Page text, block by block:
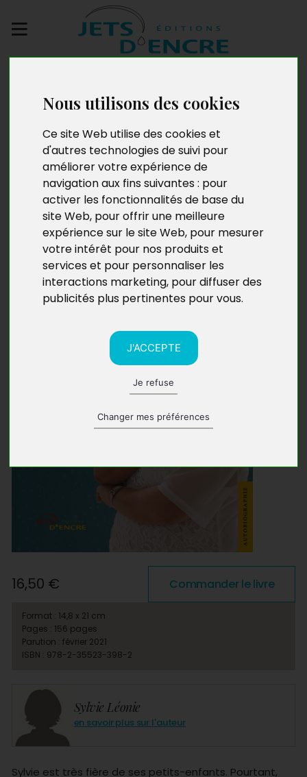
Nous utilisons des cookies
Ce site Web utilise des cookies et
d'autres technologies de suivi pour
améliorer votre expérience de
navigation aux fins suivantes : pour
activer les fonctionnalités de base du
site Web, pour offrir une meilleure
expérience sur le site Web, pour mesurer
votre intérêt pour nos produits et
services et pour personnaliser les
interactions marketing, pour diffuser des
publicités plus pertinentes pour vous.
J'ACCEPTE
Je refuse
Changer mes préférences
Dentelles et jeux de
scène
Sylvie Léonie
en savoir plus sur l'auteur
Sylvie est très fière de ses petits-enfants. Pourtant,
16,50 € Commander le livre
Format : 14,8 x 21 cm
Pages : 156 pages
Parution : février 2021
ISBN : 978-2-35523-398-2